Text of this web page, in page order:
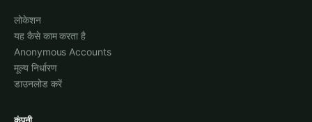
लोकेशन
यह कैसे काम करता है
Anonymous Accounts
मूल्य निर्धारण
डाउनलोड करें